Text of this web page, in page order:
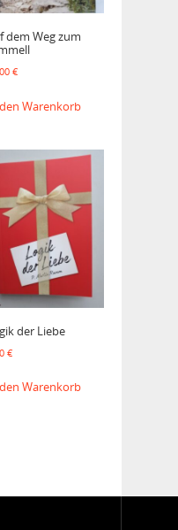
dem Weg zum
€
Warenkorb
der Liebe
€
Warenkorb